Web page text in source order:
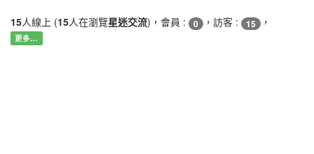
15人線上 (15人在瀏覽星迷交流)，會員 : 0 ，訪客 : 15 ，
更多…